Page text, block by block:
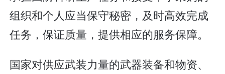
组织和个人应当保守秘密，及时高效完成
任务，保证质量，提供相应的服务保障。
国家对供应武装力量的武器装备和物资、